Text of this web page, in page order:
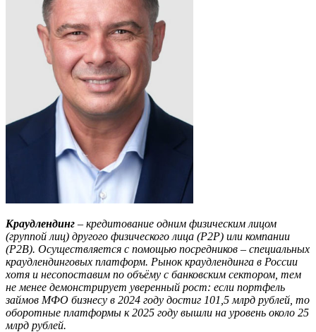
Краудлендинг – кредитование одним физическим лицом
(группой лиц) другого физического лица (P2P) или компании
(P2B). Осуществляется с помощью посредников – специальных
краудлендинговых платформ. Рыноккраудлендинга в России
хотя и несопоставим по объёму с банковским сектором, тем
не менее демонстрирует уверенный рост: если портфель
займов МФО бизнесу в 2024 году достиг 101,5 млрд рублей, то
оборотные платформы к 2025 году вышли на уровень около 25
млрд рублей.